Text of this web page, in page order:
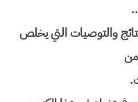
والتوصیات التي یخلص
من